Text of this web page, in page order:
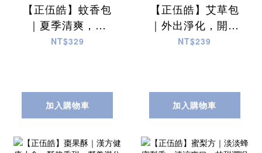
【正伍皓】蚊香包
｜夏季清爽，居
家、外出隨時防護
NT$329
加入購物車
【正伍皓】艾草包
｜外出淨化，開運
必備良方，除穢淨
NT$239
加入購物車